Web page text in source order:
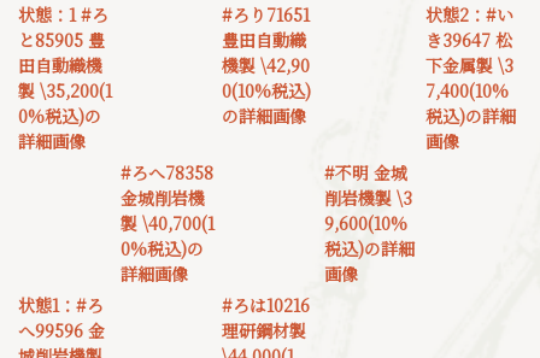
状態：1 #ろ
と85905 豊
田自動織機
製 \35,200(1
0%税込)の
詳細画像
#ろり71651
豊田自動織
機製 \42,90
0(10%税込)
の詳細画像
状態2：#い
き39647 松
下金属製 \3
7,400(10%
税込)の詳細
画像
#ろへ78358
金城削岩機
製 \40,700(1
0%税込)の
詳細画像
#不明 金城
削岩機製 \3
9,600(10%
税込)の詳細
画像
状態1：#ろ
へ99596 金
#ろは10216
理研鋼材製